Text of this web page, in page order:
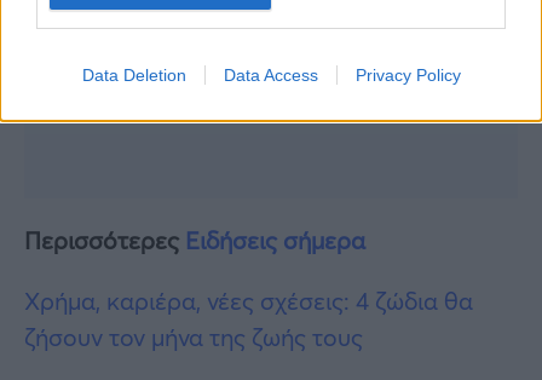
Data Deletion Data Access Privacy Policy
Περισσότερες Ειδήσεις σήμερα
Χρήμα, καριέρα, νέες σχέσεις: 4 ζώδια θα
ζήσουν τον μήνα της ζωής τους